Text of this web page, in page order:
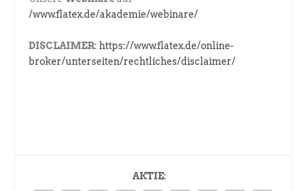
/www.flatex.de/akademie/webinare/
DISCLAIMER: https://www.flatex.de/online-
broker/unterseiten/rechtliches/disclaimer/
AKTIE: